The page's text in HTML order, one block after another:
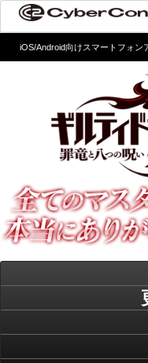
iOS/Android向けスマートフォ